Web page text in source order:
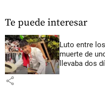
Te puede interesar
Luto entre
muerte de
llevaba dos
share